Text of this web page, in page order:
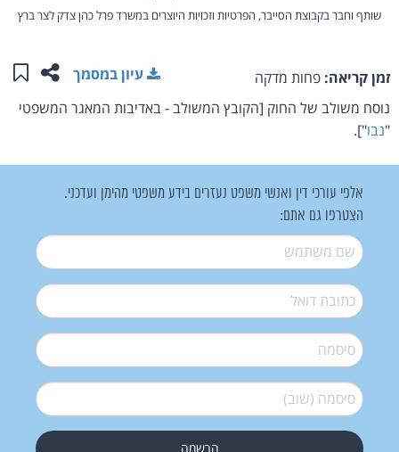
שותף וחבר בקבוצת הסייבר, הפרטיות וזכויות היוצרים במשרד פרל כהן צדק לצר ברץ
זמן קריאה: פחות מדקה שתפו
עיון במסמך
נוסח משולב של החוק [הקובץ המשולב - באדיבות המאגר המשפטי
"נבו"].
אלפי עורכי דין ואנשי משפט נעזרים בידע משפטי מהימן ועדכני.
הצטרפו גם אתם:
שם משתמש*
דואל*
סיסמה*
סיסמה (שוב)*